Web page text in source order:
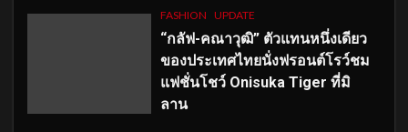
FASHION UPDATE
“กลัฟ-คณาวุฒิ” ตัวแทนหนึ่งเดียว
ของประเทศไทยนั่งฟรอนต์โรว์ชม
แฟชั่นโชว์ Onisuka Tiger ที่มิ
ลาน